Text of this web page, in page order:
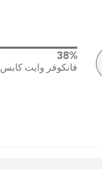
38%
فانكوفر وايت كابس